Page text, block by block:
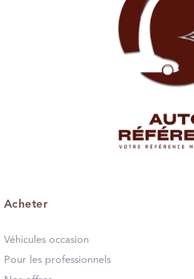
Acheter
Véhicules occasion
Pour les professionnels